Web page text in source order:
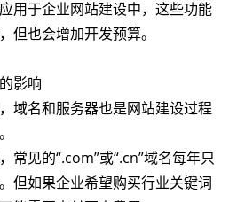
用于企业网站建设中，这些功能
但也会增加开发预算。
影响
域名和服务器也是网站建设过程
常见的“.com”或“.cn”域名每年只
但如果企业希望购买行业关键词